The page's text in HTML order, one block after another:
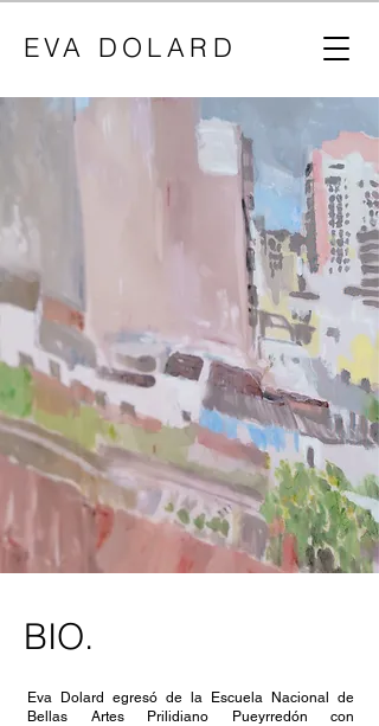
EVA DOLARD
BIO.
Eva Dolard egresó de la Escuela Nacional de
Bellas Artes Prilidiano Pueyrredón con